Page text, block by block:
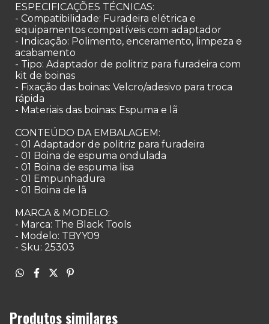
ESPECIFICAÇÕES TÉCNICAS:
- Compatibilidade: Furadeira elétrica e
equipamentos compatíveis com adaptador
- Indicação: Polimento, enceramento, limpeza e
acabamento
- Tipo: Adaptador de politriz para furadeira com
kit de boinas
- Fixação das boinas: Velcro/adesivo para troca
rápida
- Materiais das boinas: Espuma e lã
CONTEÚDO DA EMBALAGEM:
- 01 Adaptador de politriz para furadeira
- 01 Boina de espuma ondulada
- 01 Boina de espuma lisa
- 01 Empunhadura
- 01 Boina de lã
MARCA & MODELO:
- Marca: The Black Tools
- Modelo: TBYY09
- Sku: 25303
Produtos similares